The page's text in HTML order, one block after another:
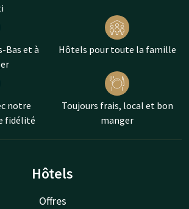
Bas et à
Hôtels pour toute la famille
notre
fidélité
Toujours frais, local et bon
manger
Hôtels
Offres